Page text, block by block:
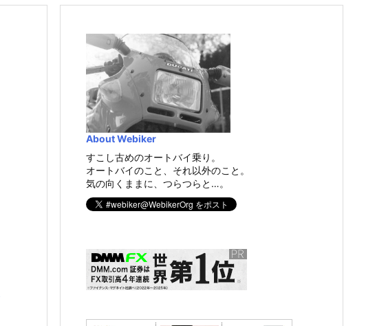
About Webiker
すこし古めのオートバイ乗り。
オートバイのこと、それ以外のこと。
気の向くままに、つらつらと…。